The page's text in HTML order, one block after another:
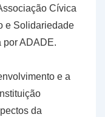
Cívica
e Solidariedade
por ADADE.
e a
da